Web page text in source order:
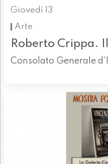
Giovedì 13
Arte
Roberto Crippa.
Consolato Generale